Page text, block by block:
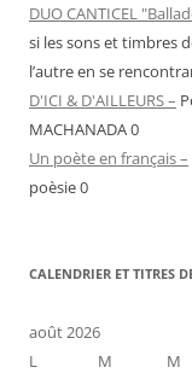
DUO CANTICEL
si les sons et timbres
l’autre en se
D'ICI & D'AILLEURS –
MACHANADA 0
Un poète en français –
poèsie 0
CALENDRIER ET TITRES
août 2026
L
M M